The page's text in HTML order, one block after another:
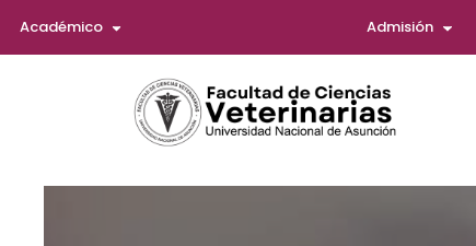
Académico Admisión